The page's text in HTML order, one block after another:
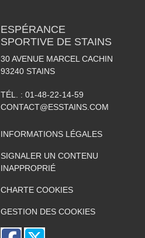
ESPÉRANCE
SPORTIVE DE STAINS
30 AVENUE MARCEL CACHIN
93240 STAINS
TÉL. : 01-48-22-14-59
CONTACT@ESSTAINS.COM
INFORMATIONS LÉGALES
SIGNALER UN CONTENU
INAPPROPRIÉ
CHARTE COOKIES
GESTION DES COOKIES